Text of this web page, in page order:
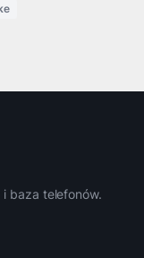
baza telefonów.